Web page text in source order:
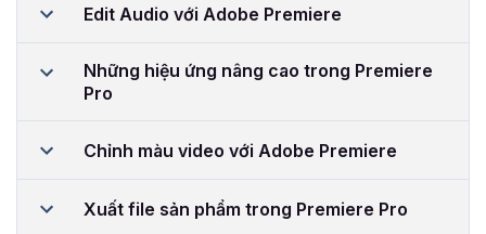
Edit Audio với Adobe Premiere
Những hiệu ứng nâng cao trong Premiere
Pro
Chỉnh màu video với Adobe Premiere
Xuất file sản phẩm trong Premiere Pro